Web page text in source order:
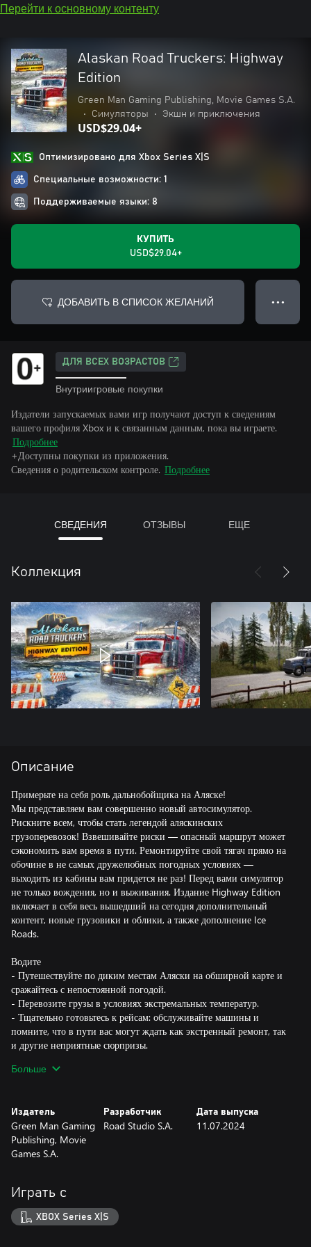
Перейти к основному контенту
Alaskan Road Truckers: Highway
Edition
Green Man Gaming Publishing, Movie Games S.A.
•
Симуляторы • Экшн и приключения
USD$29.04+
Оптимизировано для Xbox Series X|S
Специальные возможности: 1
Поддерживаемые языки: 8
КУПИТЬ
USD$29.04+
ДОБАВИТЬ В СПИСОК ЖЕЛАНИЙ ● ● ●
ДЛЯ ВСЕХ ВОЗРАСТОВ
Внутриигровые покупки
Издатели запускаемых вами игр получают доступ к сведениям
вашего профиля Xbox и к связанным данным, пока вы играете.
Подробнее
+Доступны покупки из приложения.
Сведения о родительском контроле. Подробнее
СВЕДЕНИЯ ОТЗЫВЫ ЕЩЕ
Коллекция
Описание
Примерьте на себя роль дальнобойщика на Аляске!
Мы представляем вам совершенно новый автосимулятор.
Рискните всем, чтобы стать легендой аляскинских
грузоперевозок! Взвешивайте риски — опасный маршрут может
сэкономить вам время в пути. Ремонтируйте свой тягач прямо на
обочине в не самых дружелюбных погодных условиях —
выходить из кабины вам придется не раз! Перед вами симулятор
не только вождения, но и выживания. Издание Highway Edition
включает в себя весь вышедший на сегодня дополнительный
контент, новые грузовики и облики, а также дополнение Ice
Roads.
Водите
- Путешествуйте по диким местам Аляски на обширной карте и
сражайтесь с непостоянной погодой.
- Перевозите грузы в условиях экстремальных температур.
- Тщательно готовьтесь к рейсам: обслуживайте машины и
помните, что в пути вас могут ждать как экстренный ремонт, так
и другие неприятные сюрпризы.
Выживайте
ремонтируйте тягач самостоятельно, если не боитесь морозов.
- Вам предстоит следить не только за уровнем топлива в баках
машины, но и за собственными голодом, усталостью и
температурой тела. Со здоровьем не шутят!
- Опробуйте три игровых режима — простой, обычный и
хардкорный, самый сложный.
Больше
Издатель
Green Man Gaming
Publishing, Movie
Games S.A.
Разработчик
Road Studio S.A.
Дата выпуска
11.07.2024
Играть с
XBOX Series X|S